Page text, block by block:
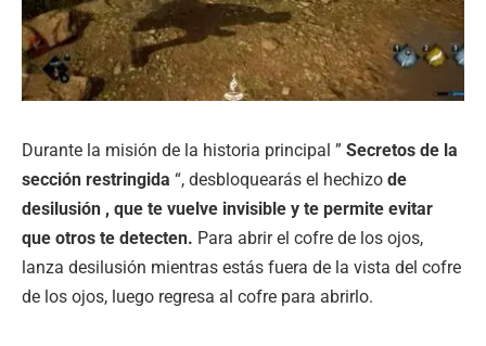
Durante la misión de la historia principal ” Secretos de la
sección restringida “, desbloquearás el hechizo de
desilusión , que te vuelve invisible y te permite evitar
que otros te detecten. Para abrir el cofre de los ojos,
lanza desilusión mientras estás fuera de la vista del cofre
de los ojos, luego regresa al cofre para abrirlo.